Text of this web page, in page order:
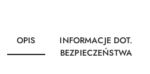
OPIS
INFORMACJE DOT.
BEZPIECZEŃSTWA